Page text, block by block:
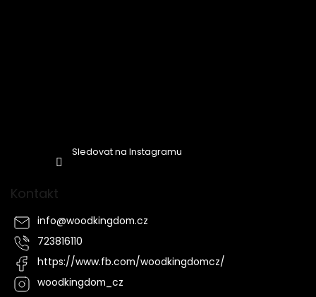
Sledovat na Instagramu
Kontakt
info@woodkingdom.cz
723816110
https://www.fb.com/woodkingdomcz/
woodkingdom_cz